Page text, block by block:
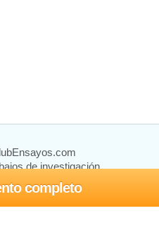
completo
de investigación